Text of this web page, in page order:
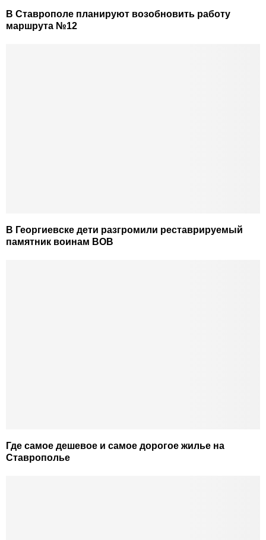
В Ставрополе планируют возобновить работу
маршрута №12
В Георгиевске дети разгромили реставрируемый
памятник воинам ВОВ
Где самое дешевое и самое дорогое жилье на
Ставрополье